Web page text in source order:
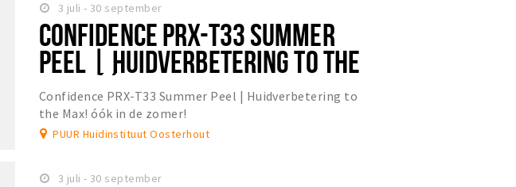
3 juli - 30 september
CONFIDENCE PRX-T33 SUMMER
PEEL | HUIDVERBETERING TO THE
MAX! ÓÓK IN DE ZOMER!
Confidence PRX-T33 Summer Peel | Huidverbetering to
the Max! óók in de zomer!
PUUR Huidinstituut Oosterhout
3 juli - 30 september